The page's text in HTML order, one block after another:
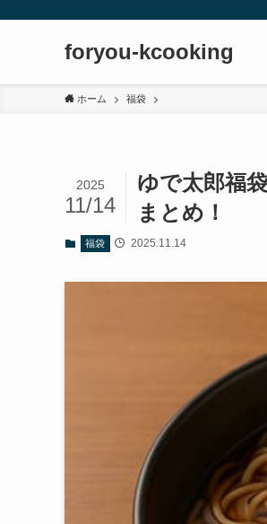
foryou-kcooking
ホーム 福袋
ゆで太郎福
まとめ！
2025
11/14
福袋 2025.11.14